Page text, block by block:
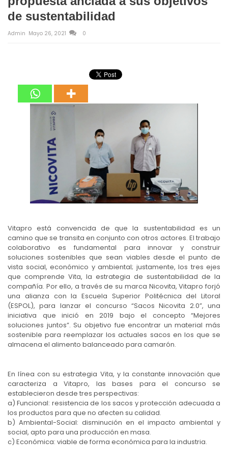
de sustentabilidad
Admin Mayo 26, 2021 0
Vitapro está convencida de que la sustentabilidad es un
camino que se transita en conjunto con otros actores. El trabajo
colaborativo es fundamental para innovar y construir
soluciones sostenibles que sean viables desde el punto de
vista social, económico y ambiental; justamente, los tres ejes
que comprende Vita, la estrategia de sustentabilidad de la
compañía. Por ello, a través de su marca Nicovita, Vitapro forjó
una alianza con la Escuela Superior Politécnica del Litoral
(ESPOL), para lanzar el concurso “Sacos Nicovita 2.0”, una
iniciativa que inició en 2019 bajo el concepto “Mejores
soluciones juntos”. Su objetivo fue encontrar un material más
sostenible para reemplazar los actuales sacos en los que se
almacena el alimento balanceado para camarón.
En línea con su estrategia Vita, y la constante innovación que
caracteriza a Vitapro, las bases para el concurso se
establecieron desde tres perspectivas:
a) Funcional: resistencia de los sacos y protección adecuada a
los productos para que no afecten su calidad.
b) Ambiental-Social: disminución en el impacto ambiental y
social, apto para una producción en masa.
c) Económica: viable de forma económica para la industria.